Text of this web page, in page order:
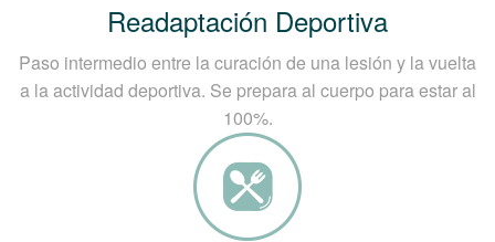
Readaptación Deportiva
Paso intermedio entre la curación de una lesión y la vuelta
a la actividad deportiva. Se prepara al cuerpo para estar al
100%.